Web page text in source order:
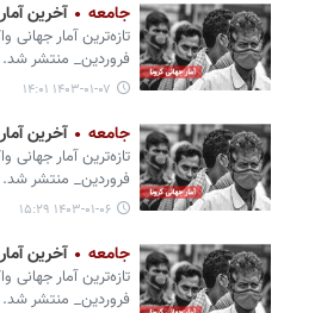
جامعه آخرین آمار جهانی
تازه‌ترین آمار جهانی
فروردین_ منتشر شد.
۱۴۰۳-۰۱-۰۷ ۱۴:۰۱
جامعه آخرین آمار جهانی
تازه‌ترین آمار
فروردین_ منتشر شد.
۱۴۰۳-۰۱-۰۶ ۱۵:۲۹
جامعه آخرین آمار جهانی
تازه‌ترین آمار جهانی
فروردین_ منتشر شد.